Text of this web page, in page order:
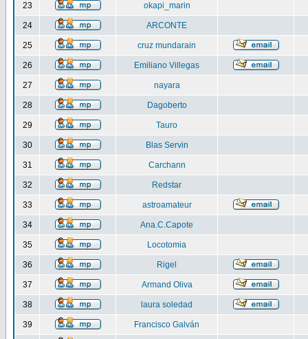
23 okapi_marin
24 ARCONTE
25 cruz mundarain
26 Emiliano Villegas
27 nayara
28 Dagoberto
29 Tauro
30 Blas Servin
31 Carchann
32 Redstar
33 astroamateur
34 Ana.C.Capote
35 Locotomia
36 Rigel
37 Armand Oliva
38 laura soledad
39 Francisco Galván